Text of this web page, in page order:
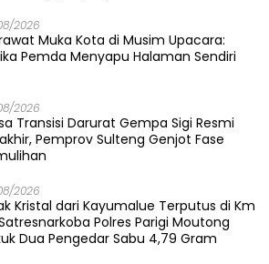
2026
Muka Kota di Musim Upacara:
Pemda Menyapu Halaman Sendiri
2026
Transisi Darurat Gempa Sigi Resmi
Pemprov Sulteng Genjot Fase
2026
Kristal dari Kayumalue Terputus di Km
Polres Parigi Moutong
Dua Pengedar Sabu 4,79 Gram